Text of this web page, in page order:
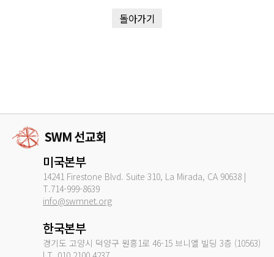
돌아가기
미국본부
14241 Firestone Blvd. Suite 310, La Mirada, CA 90638 |
T.714-999-8639
info@swmnet.org
한국본부
경기도 고양시 덕양구 원흥1로 46-15 브니엘 빌딩 3층 (10563)